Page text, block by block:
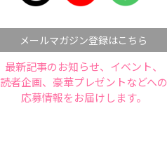
メールマガジン登録はこちら
最新記事のお知らせ、イベント、
読者企画、豪華プレゼントなどへの
応募情報をお届けします。